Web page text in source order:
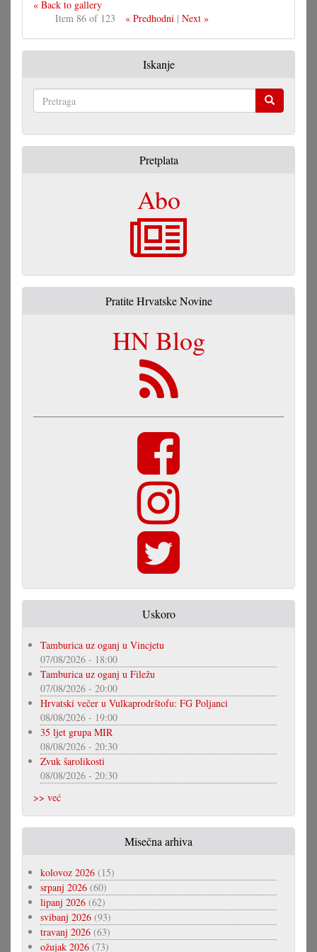
« Back to gallery
Item 86 of 123
« Predhodni| Next »
Iskanje
Pretplata
Abo
Pratite Hrvatske Novine
HN Blog
Uskoro
Tamburica uz oganj u Vincjetu
07/08/2026 - 18:00
Tamburica uz oganj u Filežu
07/08/2026 - 20:00
Hrvatski večer u Vulkaprodrštofu: FG Poljanci
08/08/2026 - 19:00
35 ljet grupa MIR
08/08/2026 - 20:30
Zvuk šarolikosti
08/08/2026 - 20:30
>> već
Misečna arhiva
kolovoz 2026 (15)
srpanj 2026 (60)
lipanj 2026 (62)
svibanj 2026 (93)
travanj 2026 (63)
ožujak 2026 (73)